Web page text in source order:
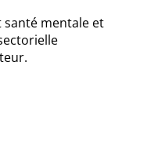
santé mentale et